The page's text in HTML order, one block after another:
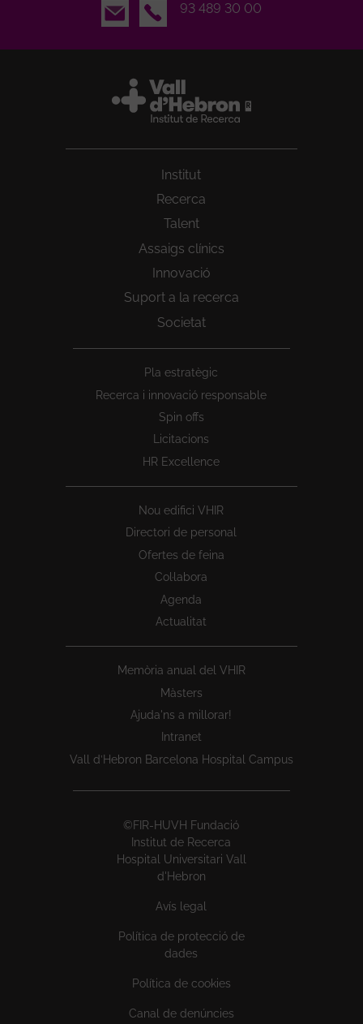
Email
93 489 30 00
Institut
Recerca
Talent
Assaigs clínics
Innovació
Suport a la recerca
Societat
Pla estratègic
Recerca i innovació responsable
Spin offs
Licitacions
HR Excellence
Nou edifici VHIR
Directori de personal
Ofertes de feina
Col·labora
Agenda
Actualitat
Memòria anual del VHIR
Màsters
Ajuda'ns a millorar!
Intranet
Vall d’Hebron Barcelona Hospital Campus
©FIR-HUVH Fundació
Institut de Recerca
Hospital Universitari Vall
d'Hebron
Avís legal
Política de protecció de
dades
Política de cookies
Canal de denúncies